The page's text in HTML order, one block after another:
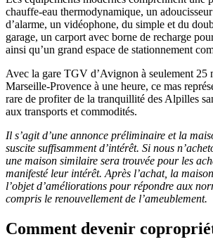
chauffe-eau thermodynamique, un
d’alarme, un vidéophone, du simple et du
garage, un carport avec borne de recharge
ainsi qu’un grand espace de stationnement
Avec la gare TGV d’Avignon à seulement 25
Marseille-Provence à une heure, ce mas
rare de profiter de la tranquillité des Alpilles
aux transports et commodités.
Il s’agit d’une annonce préliminaire et la
suscite suffisamment d’intérêt. Si nous
une maison similaire sera trouvée pour les
manifesté leur intérêt. Après l’achat, la
l’objet d’améliorations pour répondre aux
compris le renouvellement de l’ameublement.
Comment devenir